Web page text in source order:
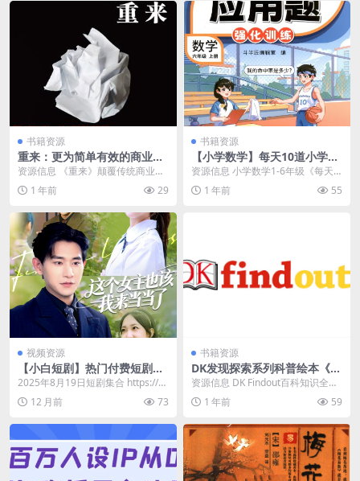
书籍资源
重来：更为简单有效的商业思
维 [经营管理]
资源信息 《重来》颠覆传统商业思
维，倡导简约经营之道。书中指
出，过度计划、依赖投...
1 年前 29
书籍资源
【小学数学】每天10道小学数
学应用题全集
资源信息 小学数学1-6年级《每天1
0道应用题强化训练》，建议各位家
长领取打印让...
1 年前 55
视频资源
【小白短剧】热门付费短剧资
源分享2025年8月19日
2025年8月19日短剧集合 https://p
an.quark.cn/s/4d...
12 月前 73
书籍资源
DK发现探索系列科普绘本《D
K Findout (PDF+视频) 》
资源信息 DK Findout百科知识全系
列31本，每本书以图片为主，搭配
摘要和...
1 年前 59